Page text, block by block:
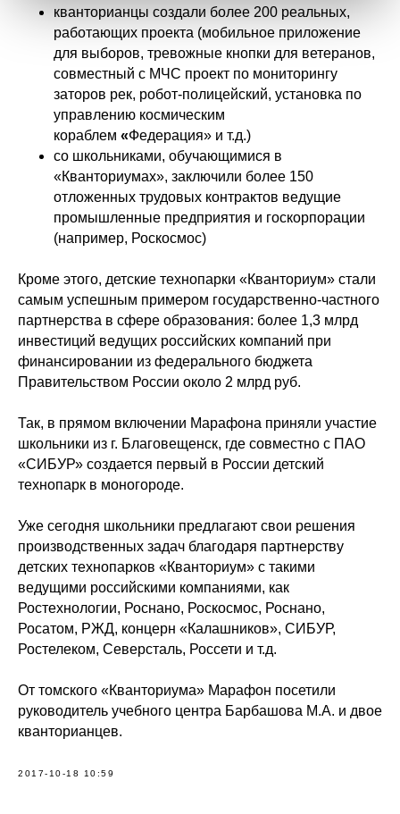
кванторианцы создали более 200 реальных,
работающих проекта (мобильное приложение
для выборов, тревожные кнопки для ветеранов,
совместный с МЧС проект по мониторингу
заторов рек, робот-полицейский, установка по
управлению космическим
кораблем «Федерация» и т.д.)
со школьниками, обучающимися в
«Кванториумах», заключили более 150
отложенных трудовых контрактов ведущие
промышленные предприятия и госкорпорации
(например, Роскосмос)
Кроме этого, детские технопарки «Кванториум» стали
самым успешным примером государственно-частного
партнерства в сфере образования: более 1,3 млрд
инвестиций ведущих российских компаний при
финансировании из федерального бюджета
Правительством России около 2 млрд руб.
Так, в прямом включении Марафона приняли участие
школьники из г. Благовещенск, где совместно с ПАО
«СИБУР» создается первый в России детский
технопарк в моногороде.
Уже сегодня школьники предлагают свои решения
производственных задач благодаря партнерству
детских технопарков «Кванториум» с такими
ведущими российскими компаниями, как
Ростехнологии, Роснано, Роскосмос, Роснано,
Росатом, РЖД, концерн «Калашников», СИБУР,
Ростелеком, Северсталь, Россети и т.д.
От томского «Кванториума» Марафон посетили
руководитель учебного центра Барбашова М.А. и двое
кванторианцев.
2017-10-18 10:59